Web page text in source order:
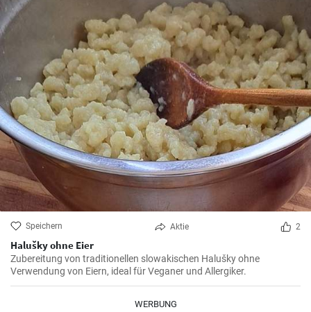
Speichern Aktie 2
Halušky ohne Eier
Zubereitung von traditionellen slowakischen Halušky ohne
Verwendung von Eiern, ideal für Veganer und Allergiker.
WERBUNG